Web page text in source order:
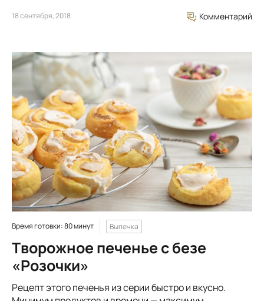
18 сентября, 2018 Комментарий
Время готовки: 80 минут Выпечка
Творожное печенье с безе
«Розочки»
Рецепт этого печенья из серии быстро и вкусно.